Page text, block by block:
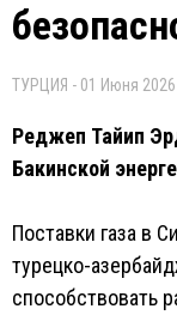
ТУРЦИЯ - 01 Июня
Реджеп Тайип
Бакинской
Поставки газа в
турецко-
способствовать